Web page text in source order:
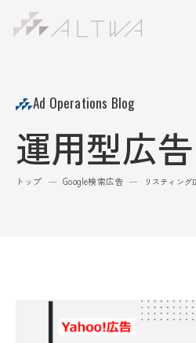
Ad Operations Blog
運用型広
トップ — Google検索広告 — リスティン